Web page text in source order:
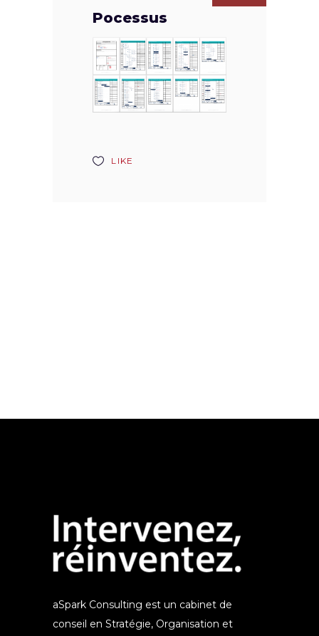
Pocessus
LIKE
aSpark Consulting est un cabinet de
conseil en Stratégie, Organisation et